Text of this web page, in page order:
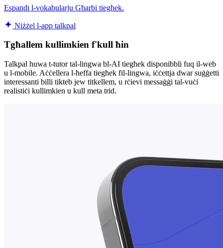
Espandi l-vokabularju Għarbi tiegħek.
Niżżel l-app talkpal
Tgħallem kullimkien f'kull ħin
Talkpal huwa t-tutor tal-lingwa bl-AI tiegħek disponibbli fuq il-web
u l-mobile. Aċċellera l-ħeffa tiegħek fil-lingwa, iċċettja dwar suġġetti
interessanti billi tikteb jew titkellem, u rċievi messaġġi tal-vuċi
realistiċi kullimkien u kull meta trid.